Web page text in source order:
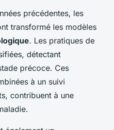
précédentes, les
transformé les modèles
. Les pratiques de
détectant
précoce. Ces
à un suivi
contribuent à une